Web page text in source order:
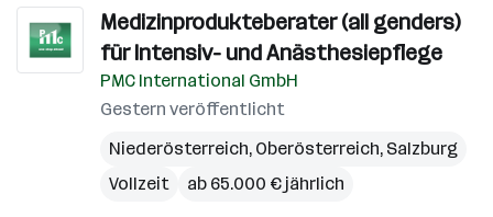
Medizinprodukteberater (all genders)
für Intensiv- und Anästhesiepflege
PMC International GmbH
Gestern veröffentlicht
Niederösterreich, Oberösterreich, Salzburg
Vollzeit
ab 65.000 € jährlich